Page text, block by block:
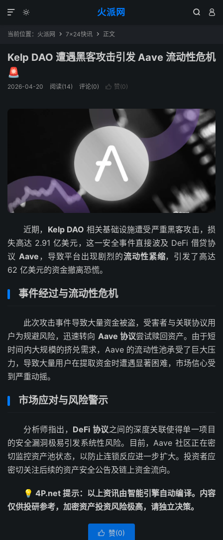
火派网
  

当前位置： 火派网  7×24快讯  正文
Kelp DAO 遭遇黑客攻击引发 Aave 流动性危机
🚨
2026-04-20 阅读(14) 评论(0)  赞(0)
近期， Kelp DAO 相关基础设施遭受严重黑客攻击，损
失高达 2.91 亿美元，这一安全事件直接波及 DeFi 借贷协
议 Aave ，导致平台出现剧烈的流动性紧缩，引发了高达
62 亿美元的资金撤离恐慌。
事件经过与流动性危机
此次攻击事件导致大量资金被盗，受害者与关联协议用
户为规避风险，迅速转向 Aave 协议尝试赎回资产。由于短
时间内大规模的挤兑需求，Aave 的流动性池承受了巨大压
力，导致大量用户在提取资金时遭遇显著困难，市场信心受
到严重动摇。
市场应对与风险警示
分析师指出， DeFi 协议之间的深度关联使得单一项目
的安全漏洞极易引发系统性风险。目前，Aave 社区正在密
切监控资产池状态，以防止连锁反应进一步扩大。投资者应
密切关注后续的资产安全公告及链上资金流向。
💡 4P.net 提示：以上资讯由智能引擎自动编译。内容
仅供投研参考，加密资产投资风险极高，请独立决策。
 赞(0)